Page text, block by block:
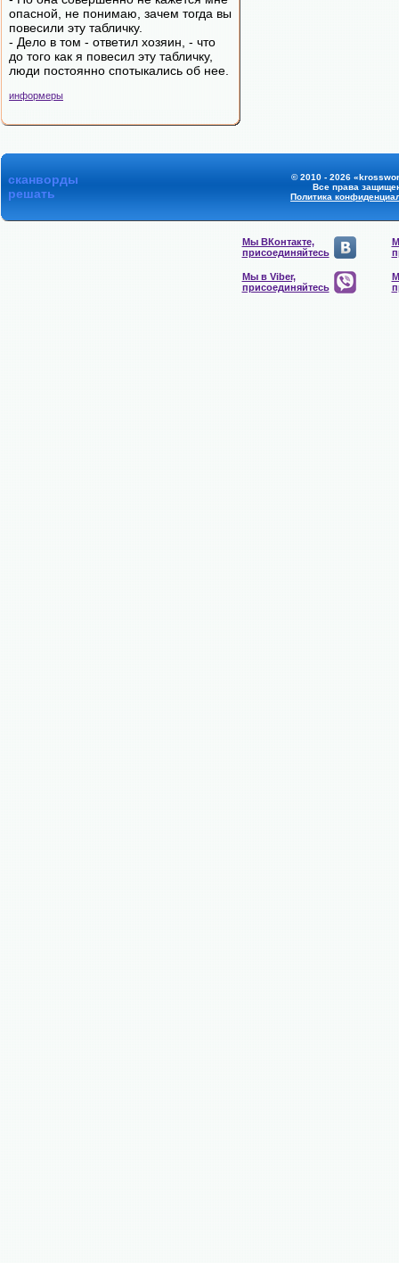
опасной, не понимаю, зачем тогда вы
повесили эту табличку.
- Дело в том - ответил хозяин, - что
до того как я повесил эту табличку,
люди постоянно спотыкались об нее.
информеры
сканворды
решать
© 2010 - 2026
Все права
Политика
Мы ВКонтакте,
присоединяйтесь
Мы в Viber,
присоединяйтесь